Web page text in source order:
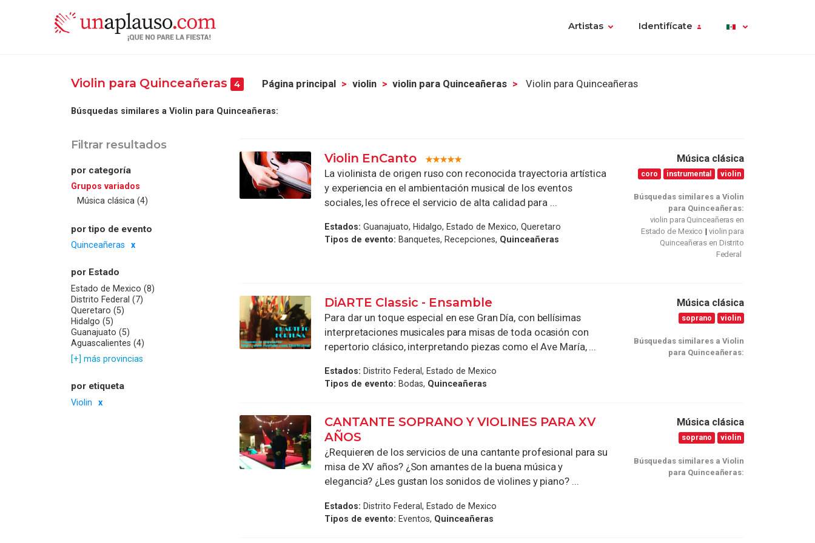
Artistas Identifícate
Violin para Quinceañeras 4 Página principal violin violin para Quinceañeras Violin para Quinceañeras
Búsquedas similares a Violin para Quinceañeras:
Filtrar resultados
por categoría
Grupos variados
Música clásica (4)
por tipo de evento
Quinceañeras
por Estado
Estado de Mexico (8)
Distrito Federal (7)
Queretaro (5)
Hidalgo (5)
Guanajuato (5)
Aguascalientes (4)
[+] más provincias
por etiqueta
Violin
Violin EnCanto
La violinista de origen ruso con reconocida trayectoria artística
y experiencia en el ambientación musical de los eventos
sociales, les ofrece el servicio de alta calidad para ...
Estados: Guanajuato, Hidalgo, Estado de Mexico, Queretaro
Tipos de evento: Banquetes, Recepciones, Quinceañeras
Música clásica
coro instrumental violin
Búsquedas similares a Violin
para Quinceañeras:
violin para Quinceañeras en
Estado de Mexico
violin para
Quinceañeras en Distrito
Federal
DiARTE Classic - Ensamble
Para dar un toque especial en ese Gran Día, con bellísimas
interpretaciones musicales para misas de toda ocasión con
repertorio clásico, interpretando piezas como el Ave María, ...
Estados: Distrito Federal, Estado de Mexico
Tipos de evento: Bodas, Quinceañeras
Música clásica
soprano violin
Búsquedas similares a Violin
para Quinceañeras:
CANTANTE SOPRANO Y VIOLINES PARA XV
AÑOS
¿Requieren de los servicios de una cantante profesional para su
misa de XV años? ¿Son amantes de la buena música y
elegancia? ¿Les gustan los sonidos de violines y piano? ...
Estados: Distrito Federal, Estado de Mexico
Tipos de evento: Eventos, Quinceañeras
Música clásica
soprano violin
Búsquedas similares a Violin
para Quinceañeras: